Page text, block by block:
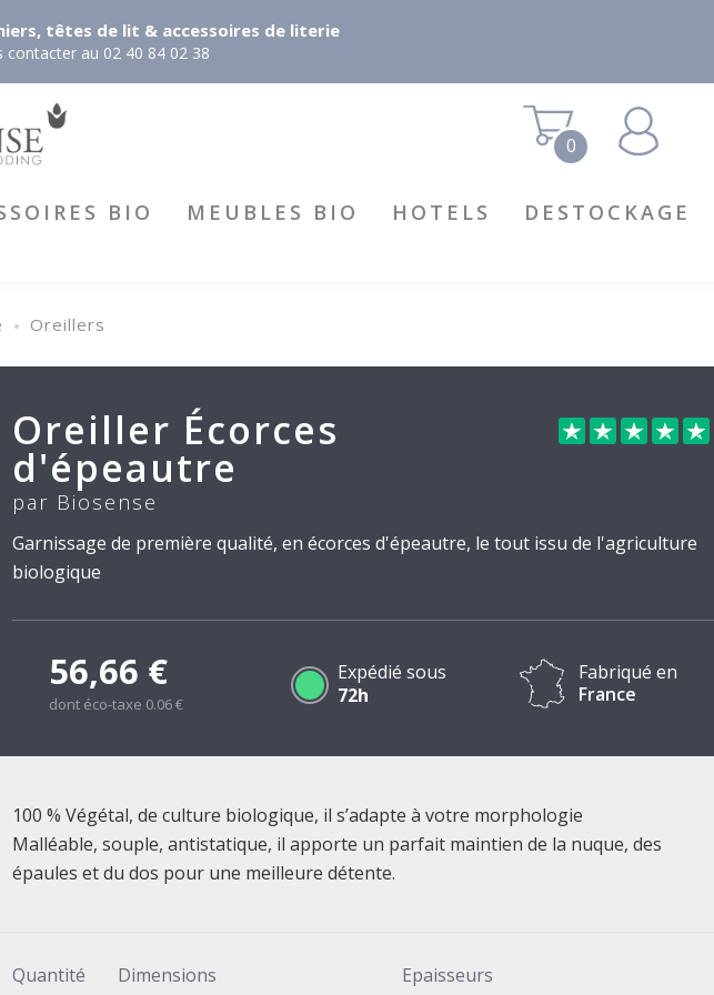
têtes de lit & accessoires de literie
au 02 40 84 02 38
BIO MEUBLES BIO HOTELS DESTOCKAGE
0
Oreillers
Oreiller Écorces
d'épeautre
par Biosense
Garnissage de première qualité, en écorces d'épeautre, le tout issu de l'agriculture
biologique
56,66 €
dont éco-taxe 0.06 €
Expédié sous
72h
Fabriqué en
France
100 % Végétal, de culture biologique, il s’adapte à votre morphologie
Malléable, souple, antistatique, il apporte un parfait maintien de la nuque, des
épaules et du dos pour une meilleure détente.
Quantité Dimensions Epaisseurs